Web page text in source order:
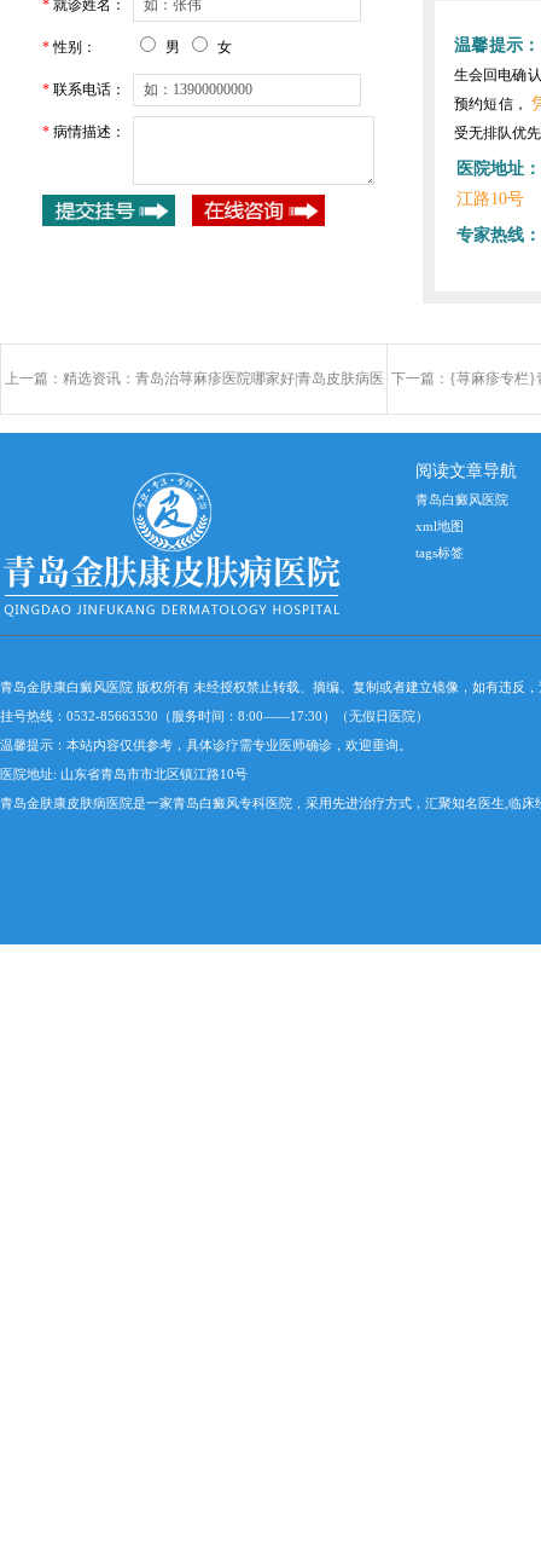
* 就诊姓名：
*性别： 男 女
* 联系电话：
* 病情描述：
温馨提示：
生会回电确
预约短信，
受无排队优
医院地址：
江路10号
专家热线：
上一篇： 精选资讯：青岛治荨麻疹医院哪家好|青岛皮肤病医 下一篇： {荨麻疹专栏}
阅读文章导航
青岛白癜风医院
xml地图
tags标签
青岛金肤康白癜风医院 版权所有 未经授权禁止转载、摘编、复制或者建立镜像，如有违反
挂号热线：0532-85663530（服务时间：8:00——17:30）（无假日医院）
温馨提示：本站内容仅供参考，具体诊疗需专业医师确诊，欢迎垂询。
医院地址: 山东省青岛市市北区镇江路10号
青岛金肤康皮肤病医院是一家青岛白癜风专科医院，采用先进治疗方式，汇聚知名医生,临床